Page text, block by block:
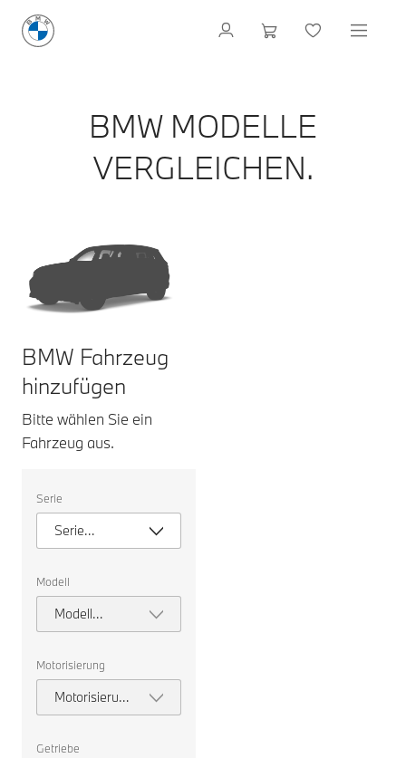
BMW MODELLE
VERGLEICHEN.
BMW Fahrzeug
hinzufügen
Bitte wählen Sie ein
Fahrzeug aus.
wählen
Sie
Fahrzeug
Serie
Serie
auswählen
Modell
Modell
auswählen
Motorisierung
Motorisierung
auswählen
Getriebe